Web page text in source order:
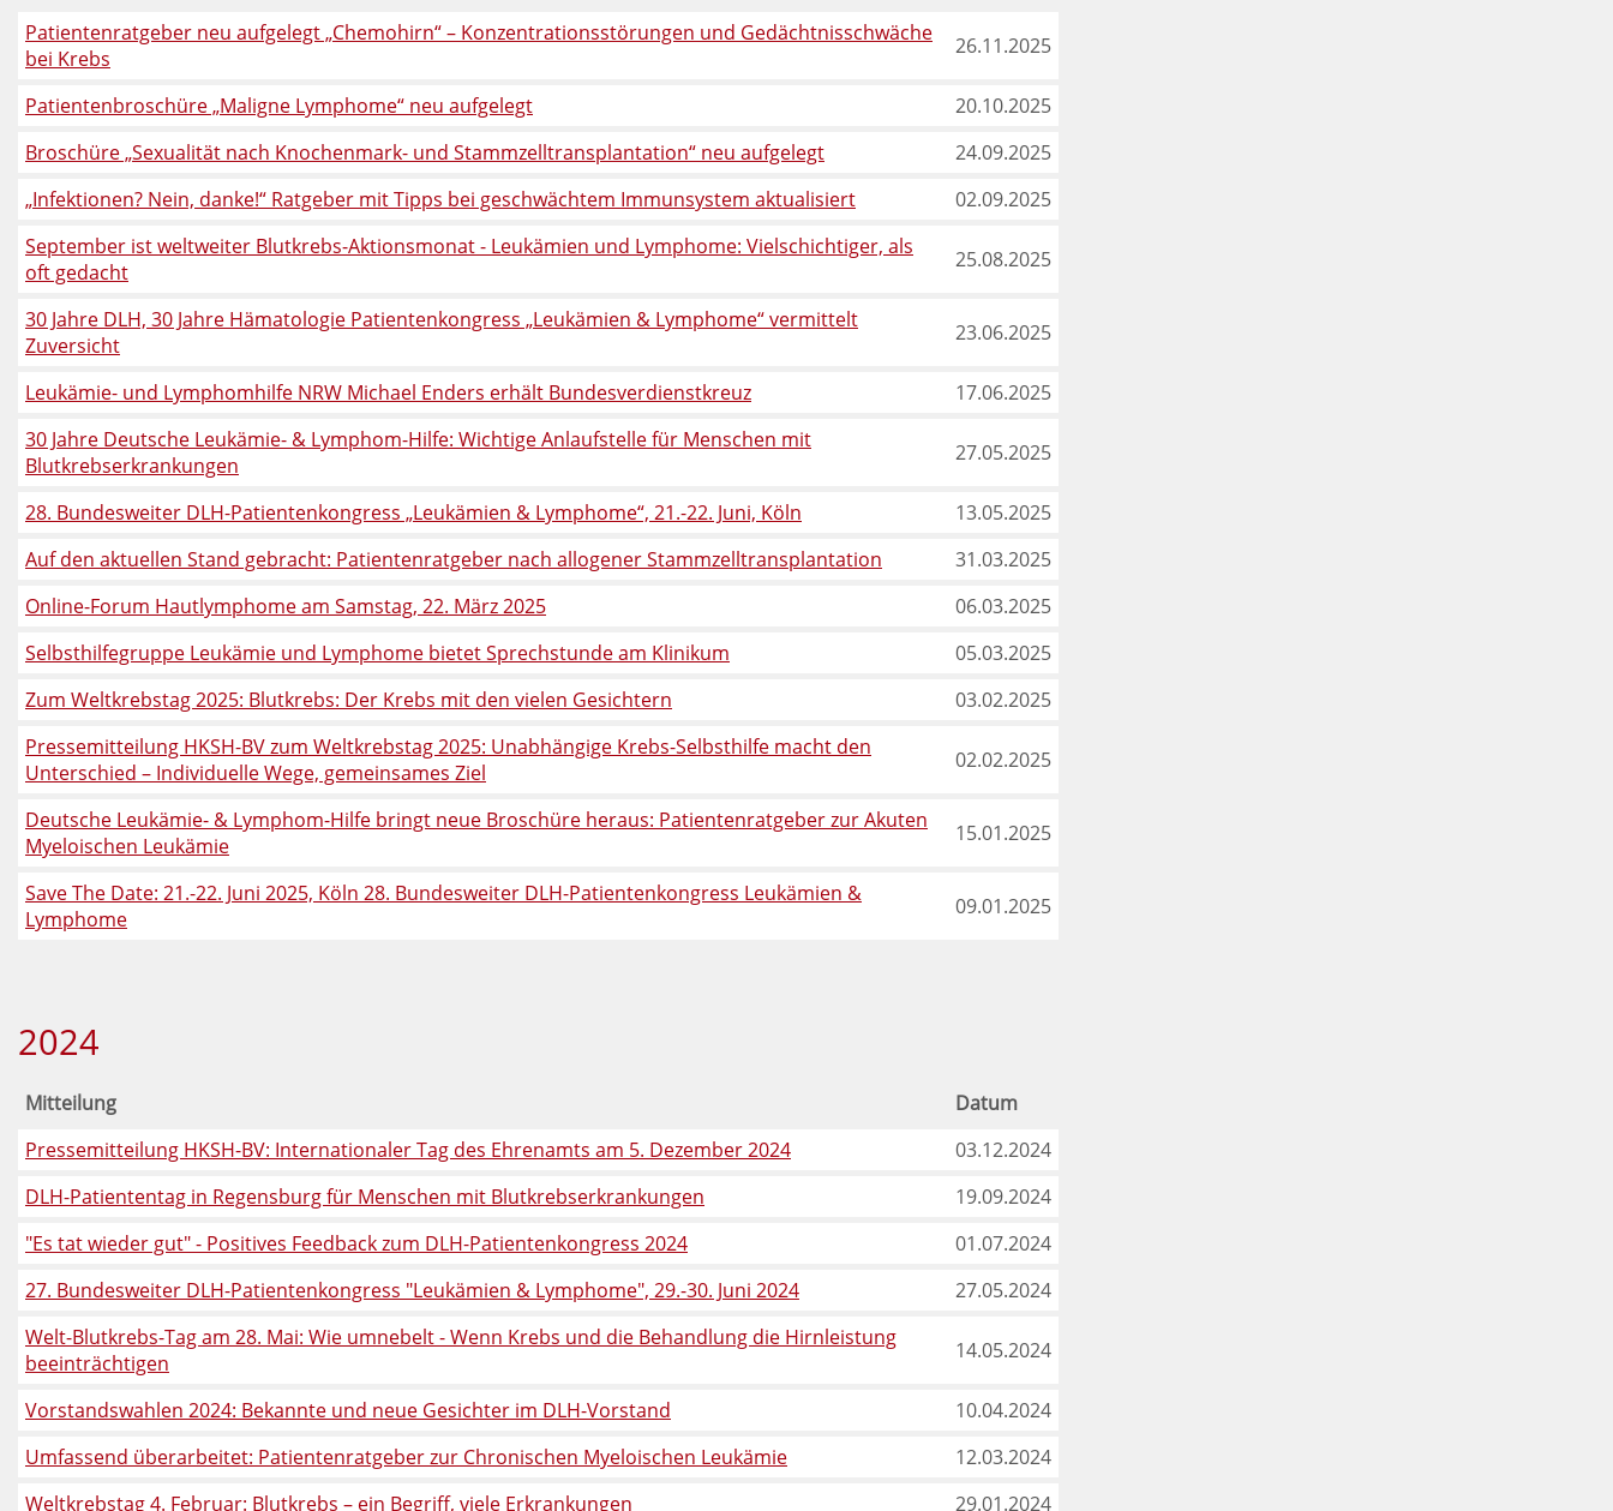
Patientenratgeber neu aufgelegt „Chemohirn“ – Konzentrationsstörungen und Gedächtnisschwäche
bei Krebs
26.11.2025
Patientenbroschüre „Maligne Lymphome“ neu aufgelegt
20.10.2025
Broschüre „Sexualität nach Knochenmark- und Stammzelltransplantation“ neu aufgelegt
24.09.2025
„Infektionen? Nein, danke!“ Ratgeber mit Tipps bei geschwächtem Immunsystem aktualisiert
02.09.2025
September ist weltweiter Blutkrebs-Aktionsmonat - Leukämien und Lymphome: Vielschichtiger, als
oft gedacht
25.08.2025
30 Jahre DLH, 30 Jahre Hämatologie Patientenkongress „Leukämien & Lymphome“ vermittelt
Zuversicht
23.06.2025
Leukämie- und Lymphomhilfe NRW Michael Enders erhält Bundesverdienstkreuz
17.06.2025
30 Jahre Deutsche Leukämie- & Lymphom-Hilfe: Wichtige Anlaufstelle für Menschen mit
Blutkrebserkrankungen
27.05.2025
28. Bundesweiter DLH-Patientenkongress „Leukämien & Lymphome“, 21.-22. Juni, Köln
13.05.2025
Auf den aktuellen Stand gebracht: Patientenratgeber nach allogener Stammzelltransplantation
31.03.2025
Online-Forum Hautlymphome am Samstag, 22. März 2025
06.03.2025
Selbsthilfegruppe Leukämie und Lymphome bietet Sprechstunde am Klinikum
05.03.2025
Zum Weltkrebstag 2025: Blutkrebs: Der Krebs mit den vielen Gesichtern
03.02.2025
Pressemitteilung HKSH-BV zum Weltkrebstag 2025: Unabhängige Krebs-Selbsthilfe macht den
Unterschied – Individuelle Wege, gemeinsames Ziel
02.02.2025
Deutsche Leukämie- & Lymphom-Hilfe bringt neue Broschüre heraus: Patientenratgeber zur Akuten
Myeloischen Leukämie
15.01.2025
Save The Date: 21.-22. Juni 2025, Köln 28. Bundesweiter DLH-Patientenkongress Leukämien &
Lymphome
09.01.2025
2024
Mitteilung
Datum
Pressemitteilung HKSH-BV: Internationaler Tag des Ehrenamts am 5. Dezember 2024
03.12.2024
DLH-Patiententag in Regensburg für Menschen mit Blutkrebserkrankungen
19.09.2024
"Es tat wieder gut" - Positives Feedback zum DLH-Patientenkongress 2024
01.07.2024
27. Bundesweiter DLH-Patientenkongress "Leukämien & Lymphome", 29.-30. Juni 2024
27.05.2024
Welt-Blutkrebs-Tag am 28. Mai: Wie umnebelt - Wenn Krebs und die Behandlung die Hirnleistung
beeinträchtigen
14.05.2024
Vorstandswahlen 2024: Bekannte und neue Gesichter im DLH-Vorstand
10.04.2024
Umfassend überarbeitet: Patientenratgeber zur Chronischen Myeloischen Leukämie
12.03.2024
Weltkrebstag 4. Februar: Blutkrebs – ein Begriff, viele Erkrankungen
29.01.2024